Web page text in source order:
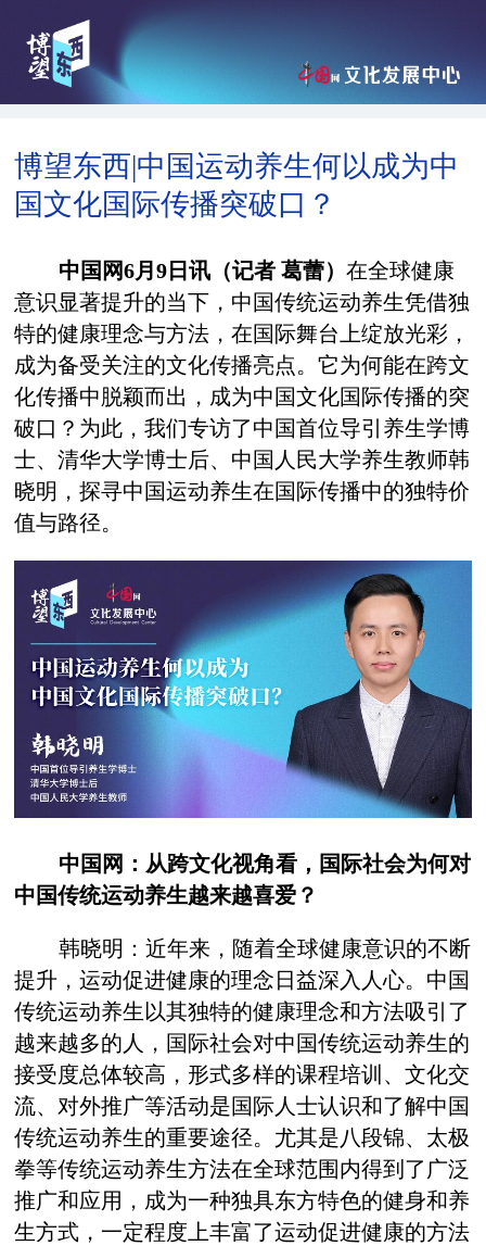
博望东西|中国运动养生何以成为中
国文化国际传播突破口？
中国网6月9日讯（记者 葛蕾） 在全球健康
意识显著提升的当下，中国传统运动养生凭借独
特的健康理念与方法，在国际舞台上绽放光彩，
成为备受关注的文化传播亮点。它为何能在跨文
化传播中脱颖而出，成为中国文化国际传播的突
破口？为此，我们专访了中国首位导引养生学博
士、清华大学博士后、中国人民大学养生教师韩
晓明，探寻中国运动养生在国际传播中的独特价
值与路径。
中国网：从跨文化视角看，国际社会为何对
中国传统运动养生越来越喜爱？
韩晓明：近年来，随着全球健康意识的不断
提升，运动促进健康的理念日益深入人心。中国
传统运动养生以其独特的健康理念和方法吸引了
越来越多的人，国际社会对中国传统运动养生的
接受度总体较高，形式多样的课程培训、文化交
流、对外推广等活动是国际人士认识和了解中国
传统运动养生的重要途径。尤其是八段锦、太极
拳等传统运动养生方法在全球范围内得到了广泛
推广和应用，成为一种独具东方特色的健身和养
生方式，一定程度上丰富了运动促进健康的方法